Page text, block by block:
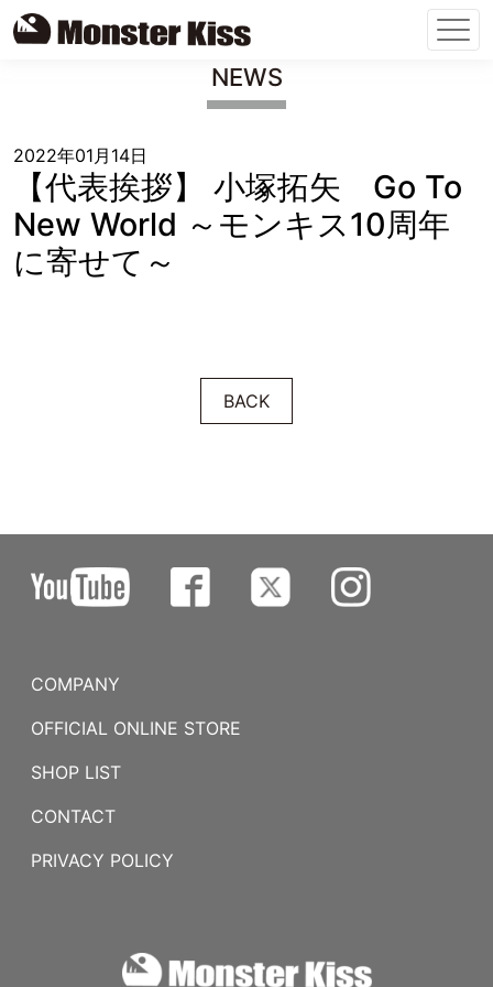
NEWS
2022年01月14日
【代表挨拶】 小塚拓矢 Go To
New World ～モンキス10周年
に寄せて～
BACK
COMPANY
OFFICIAL ONLINE STORE
SHOP LIST
CONTACT
PRIVACY POLICY